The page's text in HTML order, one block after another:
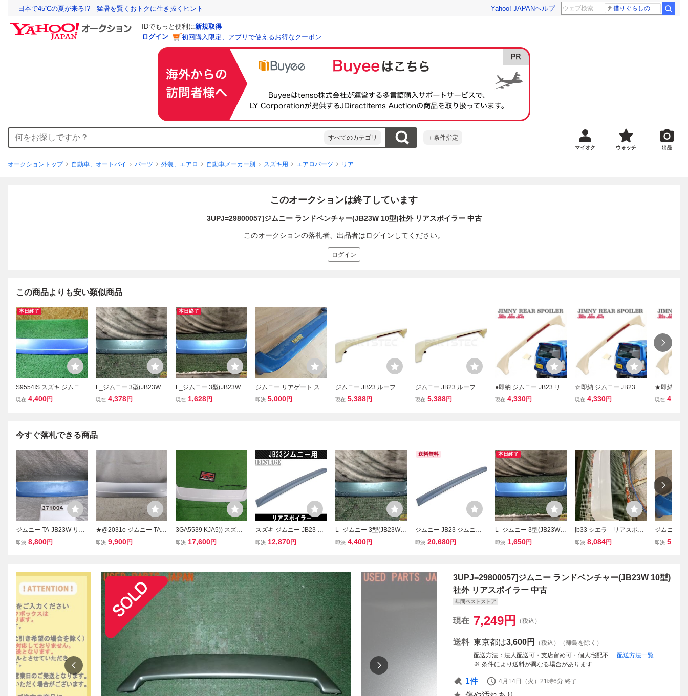
日本で45℃の夏が来る!? 猛暑を賢くおトクに生き抜くヒント Yahoo! JAPANヘルプ 借りぐらしのアリエッティ 耳をすませば
IDでもっと便利に新規取得
ログイン
初回購入限定、アプリで使えるお得なクーポン
すべてのカテゴリ ＋条件指定
マイオク ウォッチ 出品
オークショントップ 自動車、オートバイ パーツ 外装、エアロ 自動車メーカー別 スズキ用 エアロパーツ リア
このオークションは終了しています
3UPJ=29800057]ジムニー ランドベンチャー(JB23W 10型)社外 リアスポイラー 中古
このオークションの落札者、出品者はログインしてください。
ログイン
この商品よりも安い類似商品
本日終了
S9554IS スズキ ジムニー
JB23W 純正 リア ルーフ
現在 4,400円
L_ジムニー 3型(JB23W)
リアウイング【263S】
現在 4,378円
本日終了
L_ジムニー 3型(JB23W)
リアウイング【188S】
現在 1,628円
ジムニー リアゲート スポ
イラー リアスポ JB23W 2
即決 5,000円
ジムニー JB23 ルーフス
ポイラー リアウィング リ
現在 5,388円
ジムニー JB23 ルーフス
ポイラー リアウィング リ
現在 5,388円
●即納 ジムニー JB23 リア
ウィング ルーフスポイラ
現在 4,330円
☆即納 ジムニー JB23 リ
アウィング ルーフスポイ
現在 4,330円
★即納 ジム
アウィング
現在 4,330
今すぐ落札できる商品
ジムニー TA-JB23W リア
スポイラー 371004
即決 8,800円
★@2031o ジムニー TA-J
B23W リア スポイラー 純
即決 9,900円
3GA5539 KJA5)) スズキ
ジムニー JB23W 8型 XG
即決 17,600円
スズキ ジムニー JB23 ジ
ムニーシエラ JB43 リア
即決 12,870円
L_ジムニー 3型(JB23W)
リアウイング【263S】
即決 4,400円
送料無料
ジムニー JB23 ジムニー
シエラ JB43 リアウィン
即決 20,680円
本日終了
L_ジムニー 3型(JB23W)
リアウイング【188S】
即決 1,650円
jb33 シエラ リアスポイ
ラー ジムニー ジムニ
即決 8,084円
ジムニー
イラー リ
即決 5,000
3UPJ=29800057]ジムニー ランドベンチャー(JB23W 10型)
社外 リアスポイラー 中古
年間ベストストア
現在 7,249円 （税込）
送料 東京都は3,600円
（税込）（離島を除く）
配送方法
法人配送可・支店留め可・個人宅配不可_B 配送方法一覧
条件により送料が異なる場合があります
1件 4月14日（火）21時6分 終了